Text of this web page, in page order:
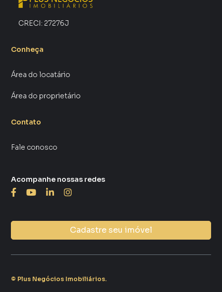
CRECI: 27276J
Conheça
Área do locatário
Área do proprietário
Contato
Fale conosco
Cadastre seu imóvel
Acompanhe nossas redes
© Plus Negócios Imobiliários.